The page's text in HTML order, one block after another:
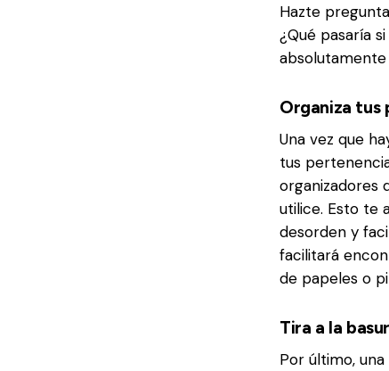
Hazte
¿Qué pasaría
Organiza tus
Una vez que
tus
organizadores
utilice. Esto te
desorden y
facilitará
de papeles o
Tira a la
Por último,